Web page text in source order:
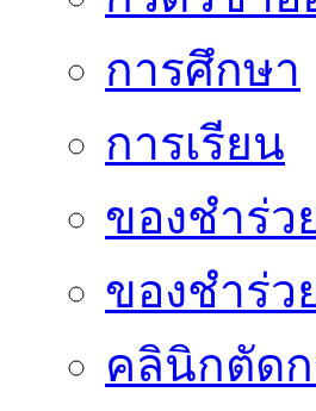
การศึกษา
การเรียน
ของชำร่ว
ของชำร่ว
คลินิกตัด